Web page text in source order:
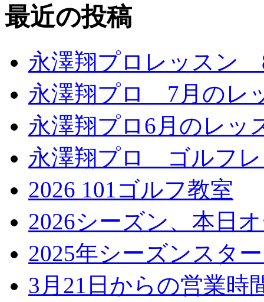
最近の投稿
永澤翔プロレッスン
永澤翔プロ 7月のレ
永澤翔プロ6月のレッ
永澤翔プロ ゴルフ
2026 101ゴルフ教室
2026シーズン、本日
2025年シーズンスタ
3月21日からの営業時